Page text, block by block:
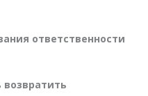
ответственности
возвратить